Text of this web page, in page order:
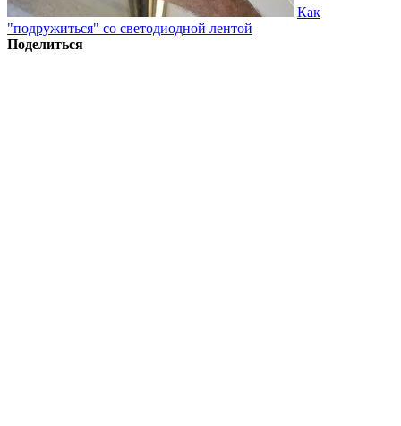
Как
"подружиться" со светодиодной лентой
Поделиться